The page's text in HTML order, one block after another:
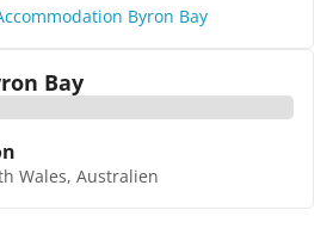
Byron Bay
Bay
Wales, Australien